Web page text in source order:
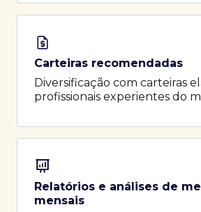
Carteiras recomendadas
Diversificação com carteiras
profissionais experientes do
Relatórios e análises de
mensais